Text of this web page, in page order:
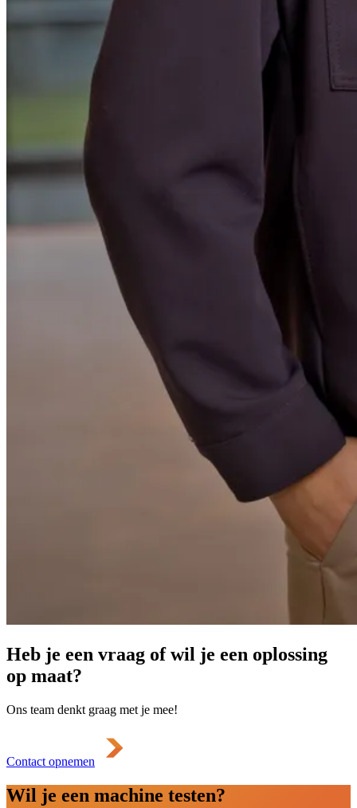
Heb je een vraag of wil je een oplossing
op maat?
Ons team denkt graag met je mee!
Contact opnemen
Wil je een machine testen?